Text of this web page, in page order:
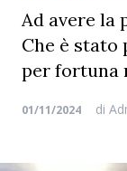
Ad avere la
Che è stato
per fortuna
01/11/2024 di